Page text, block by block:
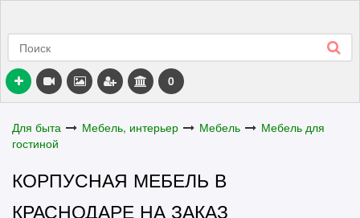
0
Для быта Мебель, интерьер Мебель
Мебель для
гостиной
КОРПУСНАЯ МЕБЕЛЬ В
КРАСНОДАРЕ НА ЗАКАЗ